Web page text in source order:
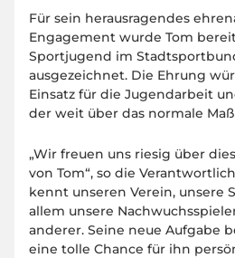
Für sein herausragendes
Engagement wurde Tom
Sportjugend im
ausgezeichnet. Die Ehrung
Einsatz für die Jugendarbeit
der weit über das normale
„Wir freuen uns riesig über
von Tom“, so die
kennt unseren Verein, unsere
allem unsere
anderer. Seine neue Aufgabe
eine tolle Chance für ihn